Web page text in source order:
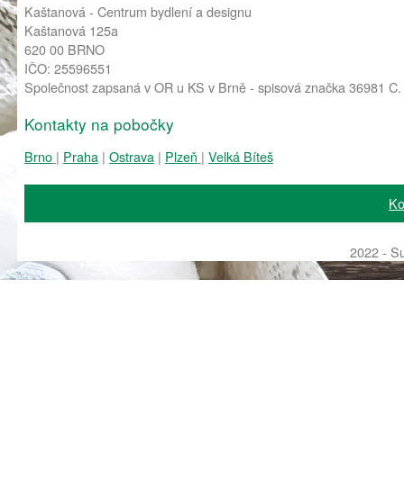
Kaštanová - Centrum bydlení a designu
Kaštanová 125a
620 00 BRNO
IČO: 25596551
Společnost zapsaná v OR u KS v Brně - spisová značka 36981 C.
Kontakty na pobočky
Brno | Praha | Ostrava | Plzeň | Velká Bíteš
2022 -